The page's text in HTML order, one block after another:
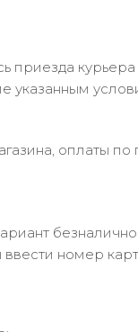
оплаты по
номер